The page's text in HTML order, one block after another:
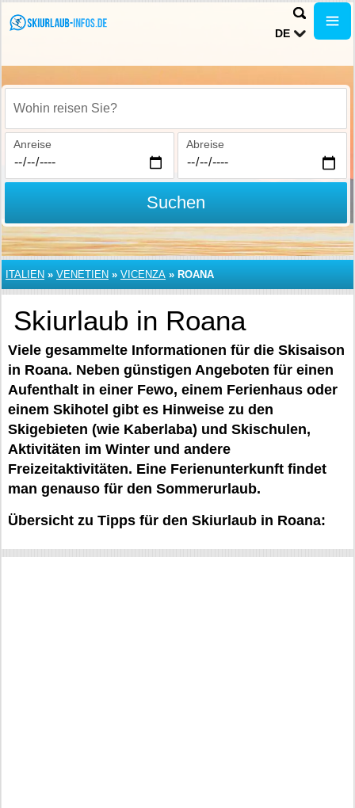
DE
Wohin reisen Sie?
Anreise Abreise
Suchen
ITALIEN » VENETIEN » VICENZA » ROANA
Skiurlaub in Roana
Viele gesammelte Informationen für die Skisaison
in Roana. Neben günstigen Angeboten für einen
Aufenthalt in einer Fewo, einem Ferienhaus oder
einem Skihotel gibt es Hinweise zu den
Skigebieten (wie Kaberlaba) und Skischulen,
Aktivitäten im Winter und andere
Freizeitaktivitäten. Eine Ferienunterkunft findet
man genauso für den Sommerurlaub.
Übersicht zu Tipps für den Skiurlaub in Roana: